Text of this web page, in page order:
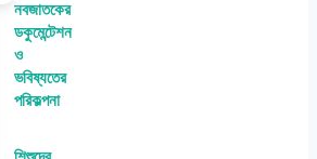
নবজাতকের
ডকুমেন্টেশন
ও
ভবিষ্যতের
পরিকল্পনা